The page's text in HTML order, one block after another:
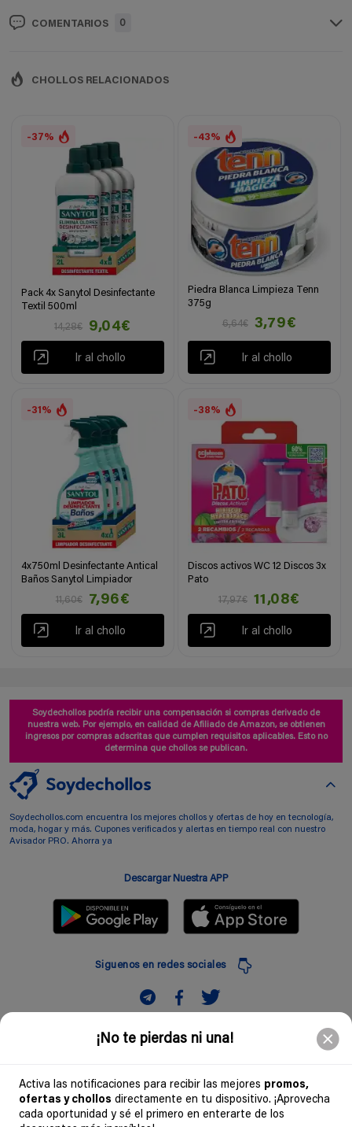
¡No te pierdas ni una!
Activa las notificaciones para recibir las mejores promos,
ofertas y chollos directamente en tu dispositivo. ¡Aprovecha
cada oportunidad y sé el primero en enterarte de los
COMENTARIOS 0
CHOLLOS RELACIONADOS
-37%
Pack 4x Sanytol Desinfectante
Textil 500ml
14,28€
9,04€
Ir al chollo
-43%
Piedra Blanca Limpieza Tenn
375g
6,64€
3,79€
Ir al chollo
-31%
4x750ml Desinfectante Antical
Baños Sanytol Limpiador
11,60€
7,96€
Ir al chollo
-38%
Discos activos WC 12 Discos 3x
Pato
17,97€
11,08€
Ir al chollo
Soydechollos podría recibir una compensación si compras derivado de
nuestra web. Por ejemplo, en calidad de Afiliado de Amazon, se obtienen
ingresos por compras adscritas que cumplen requisitos aplicables. Esto no
determina que chollos se publican.
Soydechollos.com encuentra los mejores chollos y ofertas de hoy en tecnología,
moda, hogar y más. Cupones verificados y alertas en tiempo real con nuestro
Avisador PRO. Ahorra ya
Descargar Nuestra APP
Siguenos en redes sociales
Suscribir